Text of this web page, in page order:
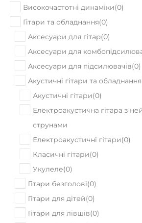
Високочастотні динаміки(0)
Гітари та обладнання(0)
Аксесуари для гітар(0)
Аксесуари для
Аксесуари для підсилювачів(0)
Акустичні гітари та обладнання
Акустичні гітари(0)
Електроакустична гітара з
струнами
Електроакустичні гітари(0)
Класичні гітари(0)
Укулеле(0)
Гітари безголові(0)
Гітари для дітей(0)
Гітари для лівшів(0)